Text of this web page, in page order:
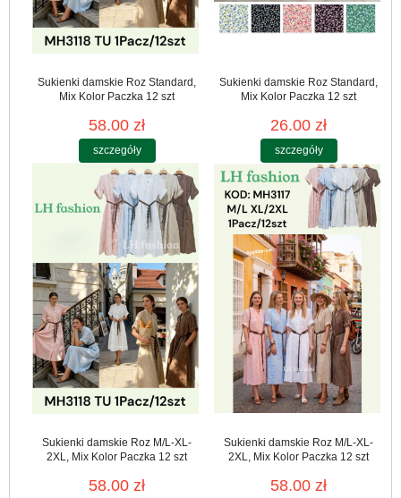
Sukienki damskie Roz Standard,
Mix Kolor Paczka 12 szt
58.00 zł
szczegóły
Sukienki damskie Roz Standard,
Mix Kolor Paczka 12 szt
26.00 zł
szczegóły
Sukienki damskie Roz M/L-XL-
2XL, Mix Kolor Paczka 12 szt
58.00 zł
Sukienki damskie Roz M/L-XL-
2XL, Mix Kolor Paczka 12 szt
58.00 zł